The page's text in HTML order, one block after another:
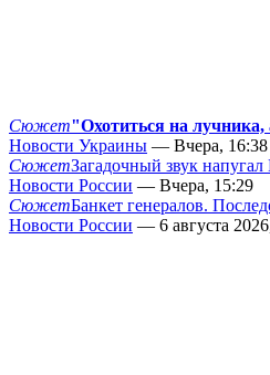
Сюжет"Охотиться на лучника,
Новости Украины — Вчера, 16:38
СюжетЗагадочный звук
Новости России — Вчера, 15:29
СюжетБанкет генералов.
Новости России — 6 августа